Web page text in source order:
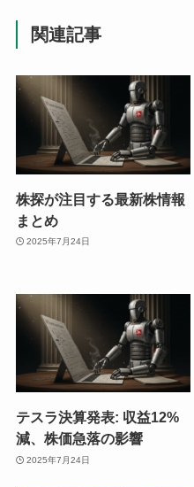
関連記事
株探が注目する最新株情報
まとめ
2025年7月24日
テスラ決算発表: 収益12%
減、株価急落の影響
2025年7月24日